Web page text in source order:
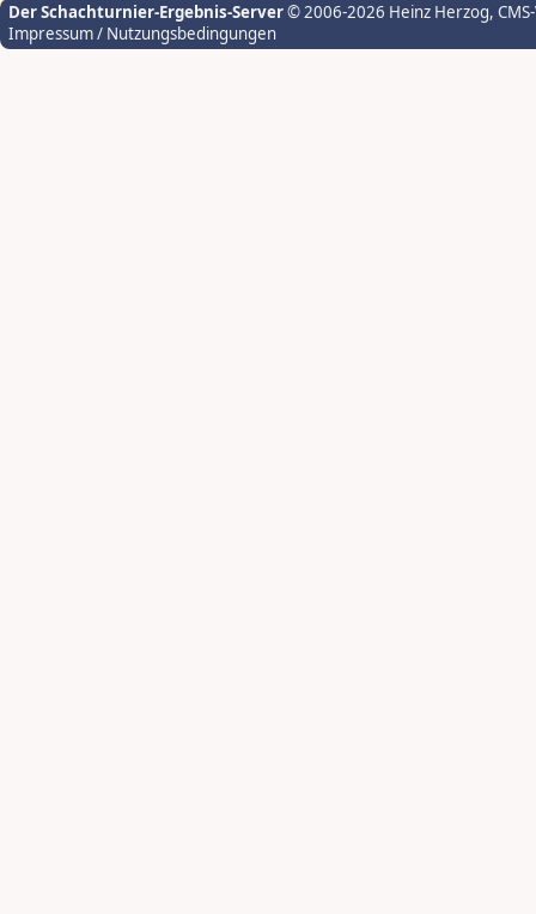
Der Schachturnier-Ergebnis-Server© 2006-2026 Heinz Herzog,
Impressum / Nutzungsbedingungen